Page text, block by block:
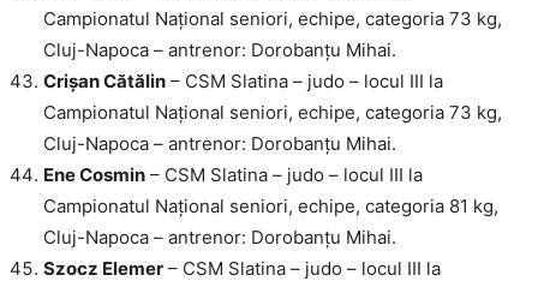
Campionatul Național seniori, echipe, categoria 73 kg,
Cluj-Napoca – antrenor: Dorobanțu Mihai.
Crișan Cătălin – CSM Slatina – judo – locul III la
Campionatul Național seniori, echipe, categoria 73 kg,
Cluj-Napoca – antrenor: Dorobanțu Mihai.
Ene Cosmin – CSM Slatina – judo – locul III la
Campionatul Național seniori, echipe, categoria 81 kg,
Cluj-Napoca – antrenor: Dorobanțu Mihai.
Szocz Elemer – CSM Slatina – judo – locul III la